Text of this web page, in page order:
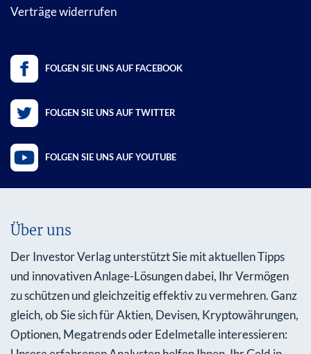
Verträge widerrufen
FOLGEN SIE UNS AUF FACEBOOK
FOLGEN SIE UNS AUF TWITTER
FOLGEN SIE UNS AUF YOUTUBE
Über uns
Der Investor Verlag unterstützt Sie mit aktuellen Tipps
und innovativen Anlage-Lösungen dabei, Ihr Vermögen
zu schützen und gleichzeitig effektiv zu vermehren. Ganz
gleich, ob Sie sich für Aktien, Devisen, Kryptowährungen,
Optionen, Megatrends oder Edelmetalle interessieren: